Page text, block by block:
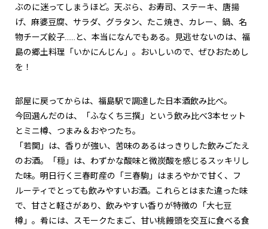
ぶのに迷ってしまうほど。天ぷら、お寿司、ステーキ、唐揚
げ、麻婆豆腐、サラダ、グラタン、たこ焼き、カレー、鍋、名
物チーズ餃子……と、本当になんでもある。見逃せないのは、福
島の郷土料理「いかにんじん」。おいしいので、ぜひおためし
を！
部屋に戻ってからは、福島駅で調達した日本酒飲み比べ。
今回選んだのは、「ふなくち三撰」という飲み比べ3本セット
とミニ樽、つまみ＆おやつたち。
「若関」は、香りが強い、苦味のあるはっきりした飲みごたえ
のお酒。「穏」は、わずかな酸味と微炭酸を感じるスッキリし
た味。明日行く三春町産の「三春駒」はまろやかで甘く、フ
ルーティでとっても飲みやすいお酒。これらとはまた違った味
で、甘さと軽さがあり、飲みやすい香りが特徴の「大七豆
樽」。肴には、スモークたまご、甘い桃饅頭を交互に食べる食